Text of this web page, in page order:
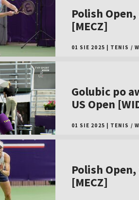
Polish
[MECZ]
01 SIE 2025 TENIS /
Golubic po
US Open
01 SIE 2025 TENIS /
Polish
[MECZ]